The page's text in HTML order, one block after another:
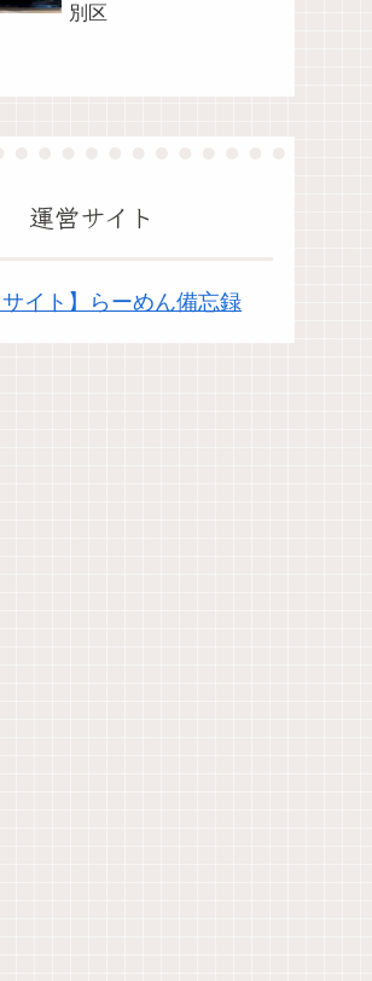
別区
運営サイト
サイト】らーめん備忘録